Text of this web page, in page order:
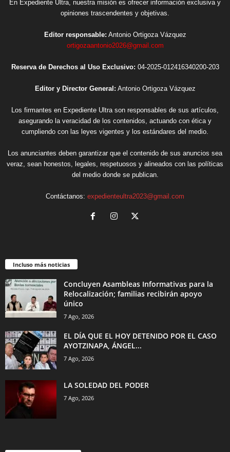
En Expediente Ultra, nuestra misión es ofrecer información exclusiva y
opiniones trascendentes y objetivas.
Editor responsable: Antonio Ortigoza Vázquez
ortigozaantonio2026@gmail.com
Reserva de Derechos al Uso Exclusivo: 04-2025-012416340200-203
Editor y Director General: Antonio Ortigoza Vázquez
Los firmantes en Expediente Ultra son responsables de sus artículos,
asegurando la veracidad de los contenidos, actuando con ética y
cumpliendo con las leyes vigentes y los estándares del medio.
Los anunciantes deben garantizar que el contenido de sus anuncios sea
veraz, sean honestos, legales, respetuosos y alineados con las políticas
del medio donde se publican.
Contáctanos: expedienteultra2023@gmail.com
Incluso más noticias
Concluyen Asambleas Informativas para la
Relocalización; familias recibirán apoyo
único
7 Ago, 2026
EL DÍA QUE EL HOY DETENIDO POR EL CASO
AYOTZINAPA, ÁNGEL...
7 Ago, 2026
LA SOLEDAD DEL PODER
7 Ago, 2026